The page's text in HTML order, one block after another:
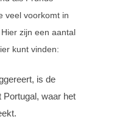
veel voorkomt in
zijn een aantal
kunt vinden:
is de
Portugal, waar het